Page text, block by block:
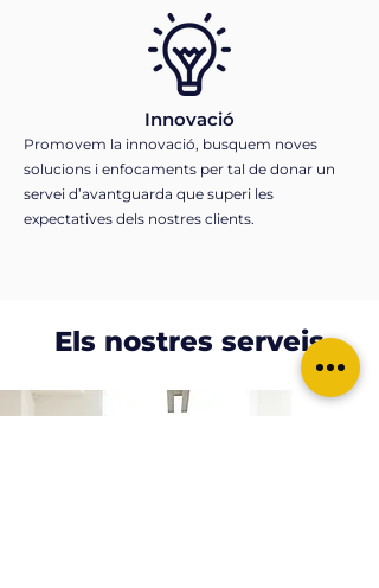
Innovació
Promovem la innovació, busquem noves
solucions i enfocaments per tal de donar un
servei d’avantguarda que superi les
expectatives dels nostres clients.
Els nostres serveis